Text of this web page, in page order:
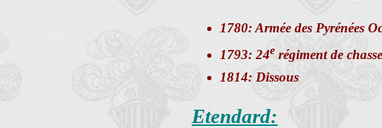
1780: Armée des Pyrénées
1793: 24e régiment de
1814: Dissous
Etendard: